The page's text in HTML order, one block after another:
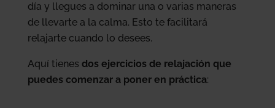
día y llegues a dominar una o varias maneras
de llevarte a la calma. Esto te facilitará
relajarte cuando lo desees.
Aquí tienes dos ejercicios de relajación que
puedes comenzar a poner en práctica: